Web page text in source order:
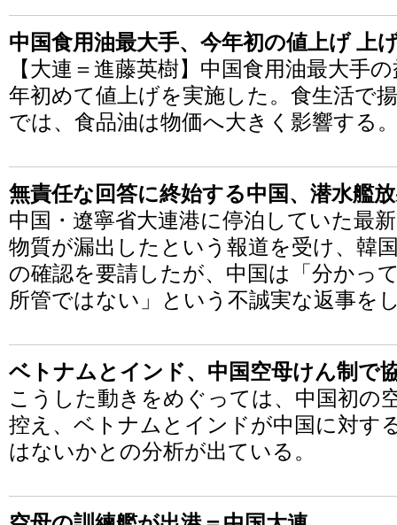
中国食用油最大手、今年初の値上げ 上
【大連＝進藤英樹】中国食用油最大手
年初めて値上げを実施した。食生活で
では、食品油は物価へ大きく影響する
無責任な回答に終始する中国、潜水艦
中国・遼寧省大連港に停泊していた最
物質が漏出したという報道を受け、韓
の確認を要請したが、中国は「分かっ
所管ではない」という不誠実な返事を
ベトナムとインド、中国空母けん制で
こうした動きをめぐっては、中国初の
控え、ベトナムとインドが中国に対す
はないかとの分析が出ている。